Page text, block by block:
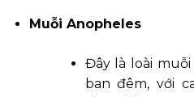
Muỗi Anopheles
Đây là loài
ban đêm, với